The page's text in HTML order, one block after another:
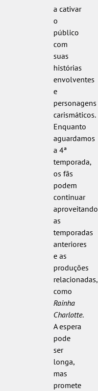
a cativar
o
público
com
suas
histórias
envolventes
e
personagens
carismáticos.
Enquanto
aguardamos
a 4ª
temporada,
os fãs
podem
continuar
aproveitando
as
temporadas
anteriores
e as
produções
relacionadas,
como
Rainha
Charlotte.
A espera
pode
ser
longa,
mas
promete